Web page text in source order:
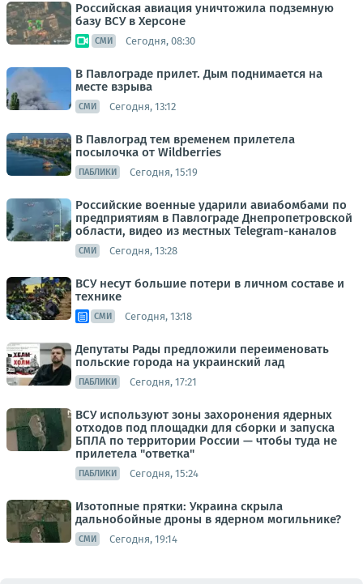
Российская авиация уничтожила подземную
базу ВСУ в Херсоне
СМИ Сегодня, 08:30
В Павлограде прилет. Дым поднимается на
месте взрыва
СМИ Сегодня, 13:12
В Павлоград тем временем прилетела
посылочка от Wildberries
ПАБЛИКИ Сегодня, 15:19
Российские военные ударили авиабомбами по
предприятиям в Павлограде Днепропетровской
области, видео из местных Telegram-каналов
СМИ Сегодня, 13:28
ВСУ несут большие потери в личном составе и
технике
СМИ Сегодня, 13:18
Депутаты Рады предложили переименовать
польские города на украинский лад
ПАБЛИКИ Сегодня, 17:21
ВСУ используют зоны захоронения ядерных
отходов под площадки для сборки и запуска
БПЛА по территории России — чтобы туда не
прилетела "ответка"
ПАБЛИКИ Сегодня, 15:24
Изотопные прятки: Украина скрыла
дальнобойные дроны в ядерном могильнике?
СМИ Сегодня, 19:14